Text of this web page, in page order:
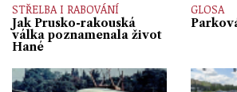
STŘELBA I RABOVÁNÍ
Jak Prusko-rakouská
válka poznamenala život
Hané
GLOSA